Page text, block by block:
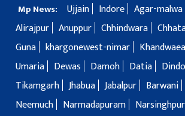
Mp News: Ujjain Indore Agar-malwa
Alirajpur Anuppur Chhindwara
Guna khargonewest-nimar
Umaria
Dewas Damoh Datia
Tikamgarh Jhabua Jabalpur Barwani
Neemuch
Narmadapuram Narsinghpur